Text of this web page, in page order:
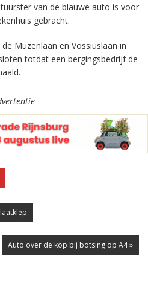
van de blauwe auto is voor
gebracht.
Muzenlaan en Vossiuslaan in
totdat een bergingsbedrijf de
Auto over de kop bij botsing op A4 »